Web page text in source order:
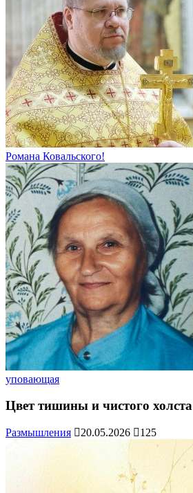
Романа Ковальского!
уповающая
Цвет тишины и чистого холста
Размышления 20.05.2026 125